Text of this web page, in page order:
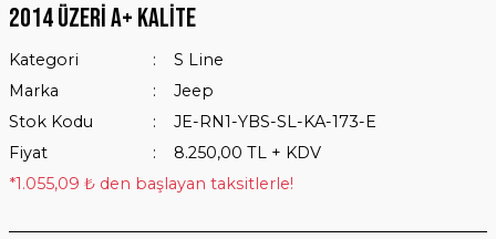
2014 Üzeri A+ Kalite
Kategori
S Line
Marka
Jeep
Stok Kodu
JE-RN1-YBS-SL-KA-173-E
Fiyat
8.250,00 TL + KDV
*1.055,09 ₺ den başlayan taksitlerle!